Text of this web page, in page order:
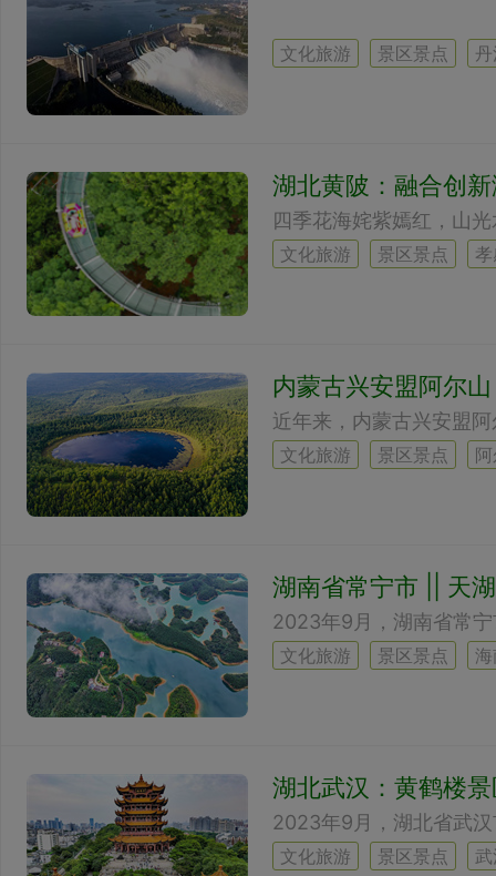
文化旅游 景区景点
湖北黄陂：融合创
文化旅游 景区景点
内蒙古兴安盟阿尔
文化旅游 景区景点
湖南省常宁市 || 天
文化旅游 景区景点
湖北武汉：黄鹤楼
2023年9月，湖北省武
文化旅游 景区景点